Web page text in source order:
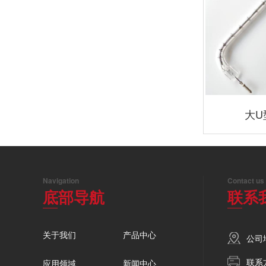
大
Navigation
底部导航
关于我们 产品中心
应用领域 新闻中心
Contact us
联系
公司
联系